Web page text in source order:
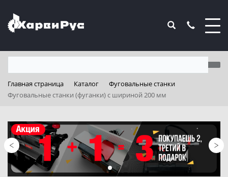
Главная страница Каталог
Фуговальные станки
Фуговальные станки (фуганки) с шириной 200 мм